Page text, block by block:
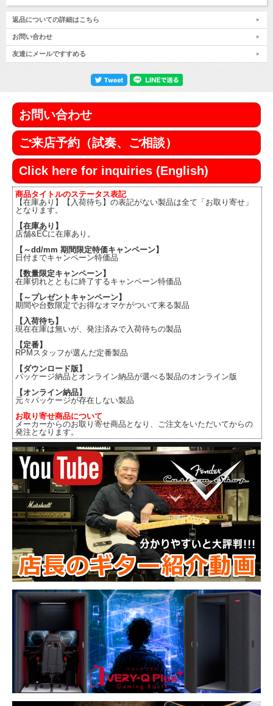
返品についての詳細はこちら
お問い合わせ
友達にメールですすめる
お問い合わせ
ご来店予約（試奏、ご相談）
Click here for inquiries (English)
商品タイトルのステータス表記
【在庫あり】【入荷待ち】の表記がない製品は全て「お取り寄せ」
となります。
【在庫あり】
店舗&ECに在庫あり。
【～dd/mm 期間限定特価キャンペーン】
日付までキャンペーン特価品
【数量限定キャンペーン】
在庫切れとともに終了するキャンペーン特価品
【～プレゼントキャンペーン】
期間や台数限定でお得なオマケがついて来る製品
【入荷待ち】
現在在庫は無いが、発注済みで入荷待ちの製品
【定番】
RPMスタッフが選んだ定番製品
【ダウンロード版】
パッケージ納品とオンライン納品が選べる製品のオンライン版
【オンライン納品】
元々パッケージが存在しない製品
お取り寄せ商品について
メーカーからのお取り寄せ商品となり、ご注文をいただいてからの
発注となります。